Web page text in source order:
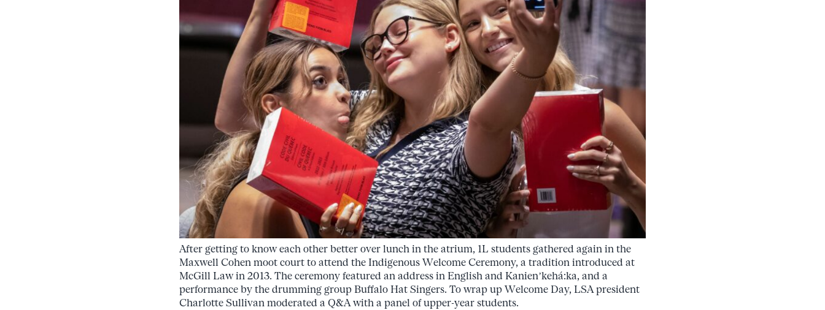
After getting to know each other better over lunch in the atrium, 1L students gathered again in the
Maxwell Cohen moot court to attend the Indigenous Welcome Ceremony, a tradition introduced at
McGill Law in 2013. The ceremony featured an address in English and Kanien’kehá:ka, and a
performance by the drumming group Buffalo Hat Singers. To wrap up Welcome Day, LSA president
Charlotte Sullivan moderated a Q&A with a panel of upper-year students.